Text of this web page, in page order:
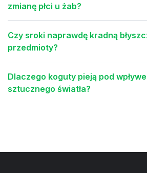
zmianę płci u żab?
Czy sroki naprawdę kradną
przedmioty?
Dlaczego koguty pieją pod
sztucznego światła?